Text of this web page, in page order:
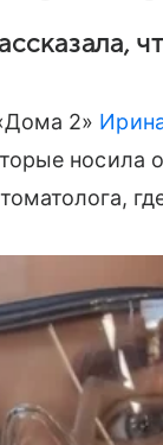
2»
носила